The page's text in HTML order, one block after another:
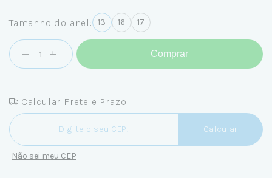
Tamanho do anel: 13 16 17
Comprar
Calcular Frete e Prazo
Entregas para o CEP:
Calcular
Não sei meu CEP